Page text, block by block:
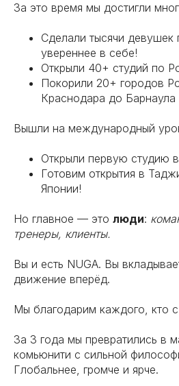
За это время мы достигли
Сделали тысячи девушек
увереннее в себе!
Открыли 40+ студий по
Покорили 20+ городов
Краснодара до Барнаула
Вышли на международный
Открыли первую студию
Готовим открытия в
Японии!
Но главное — это люди:
тренеры, клиенты.
Вы и есть NUGA. Вы
движение вперёд.
Мы благодарим каждого, кто
За 3 года мы превратились в
комьюнити с сильной
Глобальнее, громче и ярче.